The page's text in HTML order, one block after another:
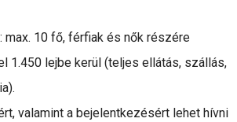
10 fő, férfiak és nők részére
1.450 lejbe kerül (teljes ellátás, szállás,
valamint a bejelentkezésért lehet hívni